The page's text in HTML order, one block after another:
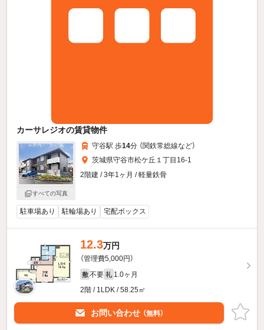
カーサレジオの賃貸物件
すべての写真
守谷駅 歩14分 （関鉄常総線など）
茨城県守谷市松ケ丘１丁目16-1
2階建 / 3年1ヶ月 / 軽量鉄骨
駐車場あり 駐輪場あり 宅配ボックス
12.3万円
（管理費5,000円）
敷 不要 礼 1.0ヶ月
2階 / 1LDK / 58.25㎡
お問い合わせ （無料）